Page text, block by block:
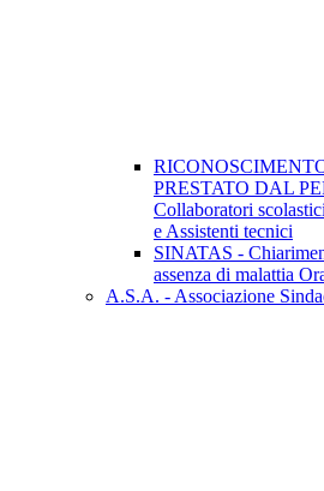
PRESTATO DAL
Collaboratori
e Assistenti tecnici
SINATAS -
assenza di malattia
A.S.A. - Associazione